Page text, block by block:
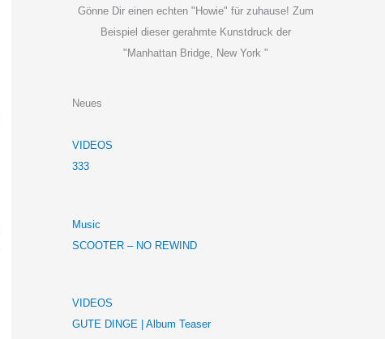
Gönne Dir einen echten "Howie" für zuhause! Zum
Beispiel dieser gerahmte Kunstdruck der
"Manhattan Bridge, New York "
Neues
VIDEOS
333
Music
SCOOTER – NO REWIND
VIDEOS
GUTE DINGE | Album Teaser